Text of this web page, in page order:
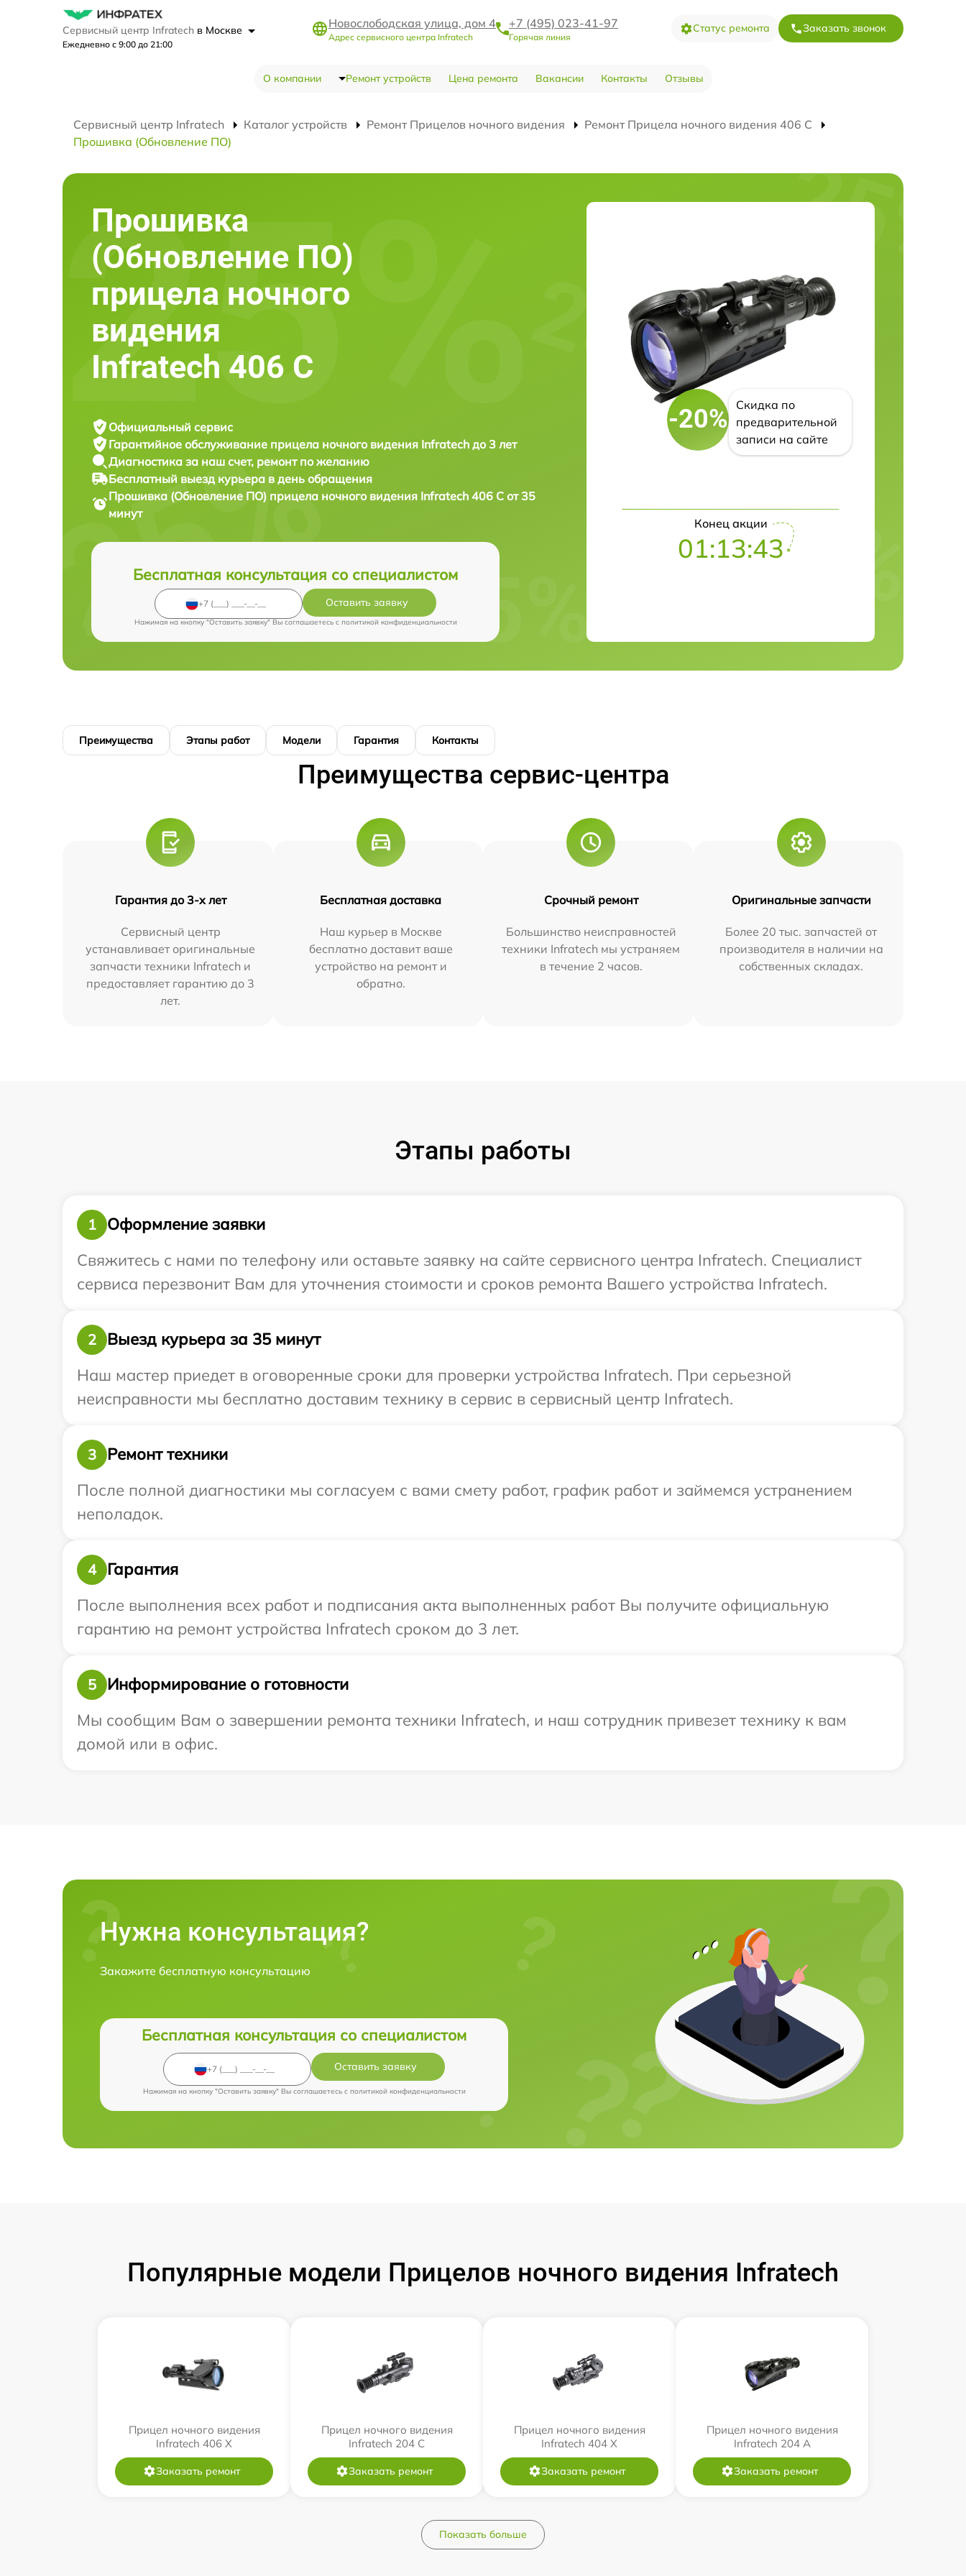
Сервисный центр Infratech в Москве
Ежедневно с 9:00 до 21:00
Новослободская улица, дом 4
Адрес сервисного центра Infratech
+7 (495) 023-41-97
Горячая линия
Статус ремонта Заказать звонок
О компании Ремонт устройств Цена ремонта Вакансии Контакты Отзывы
Сервисный центр Infratech Каталог устройств Ремонт Прицелов ночного видения
Ремонт Прицела ночного видения 406 С
Прошивка (Обновление ПО)
Прошивка
(Обновление ПО)
прицела ночного
видения
Infratech 406 С
Официальный сервис
Гарантийное обслуживание прицела ночного видения Infratech до 3 лет
Диагностика за наш счет, ремонт по желанию
Бесплатный выезд курьера в день обращения
Прошивка (Обновление ПО) прицела ночного видения Infratech 406 С от 35
минут
Бесплатная консультация со специалистом
Оставить заявку
Нажимая на кнопку "Оставить заявку" Вы соглашаетесь c политикой конфиденциальности
-20%
Скидка по
предварительной
записи на сайте
Конец акции
01:13:42
Преимущества Этапы работ Модели Гарантия Контакты
Преимущества сервис-центра
Гарантия до 3-х лет
Сервисный центр
устанавливает оригинальные
запчасти техники Infratech и
предоставляет гарантию до 3
лет.
Бесплатная доставка
Наш курьер в Москве
бесплатно доставит ваше
устройство на ремонт и
обратно.
Срочный ремонт
Большинство неисправностей
техники Infratech мы устраняем
в течение 2 часов.
Оригинальные запчасти
Более 20 тыс. запчастей от
производителя в наличии на
собственных складах.
Этапы работы
1
Оформление заявки
Свяжитесь с нами по телефону или оставьте заявку на сайте сервисного центра Infratech. Специалист
сервиса перезвонит Вам для уточнения стоимости и сроков ремонта Вашего устройства Infratech.
2
Выезд курьера за 35 минут
Наш мастер приедет в оговоренные сроки для проверки устройства Infratech. При серьезной
неисправности мы бесплатно доставим технику в сервис в сервисный центр Infratech.
3
Ремонт техники
После полной диагностики мы согласуем с вами смету работ, график работ и займемся устранением
неполадок.
4
Гарантия
После выполнения всех работ и подписания акта выполненных работ Вы получите официальную
гарантию на ремонт устройства Infratech сроком до 3 лет.
5
Информирование о готовности
Мы сообщим Вам о завершении ремонта техники Infratech, и наш сотрудник привезет технику к вам
домой или в офис.
Нужна консультация?
Закажите бесплатную консультацию
Бесплатная консультация со специалистом
Оставить заявку
Нажимая на кнопку "Оставить заявку" Вы соглашаетесь c политикой конфиденциальности
Популярные модели Прицелов ночного видения Infratech
Прицел ночного видения
Infratech 406 Х
Заказать ремонт
Прицел ночного видения
Infratech 204 С
Заказать ремонт
Прицел ночного видения
Infratech 404 Х
Заказать ремонт
Прицел ночного видения
Infratech 204 А
Заказать ремонт
Показать больше